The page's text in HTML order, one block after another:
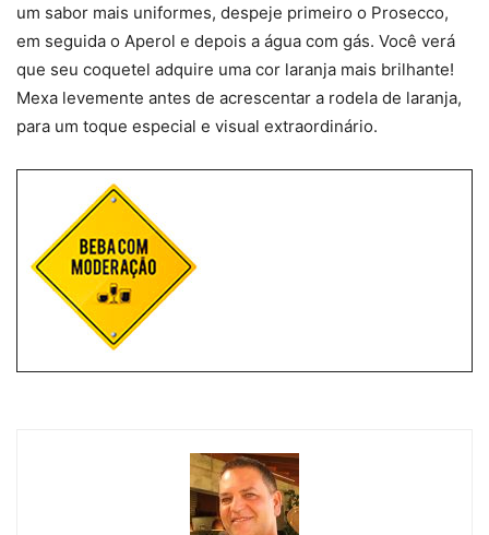
um sabor mais uniformes, despeje primeiro o Prosecco,
em seguida o Aperol e depois a água com gás. Você verá
que seu coquetel adquire uma cor laranja mais brilhante!
Mexa levemente antes de acrescentar a rodela de laranja,
para um toque especial e visual extraordinário.